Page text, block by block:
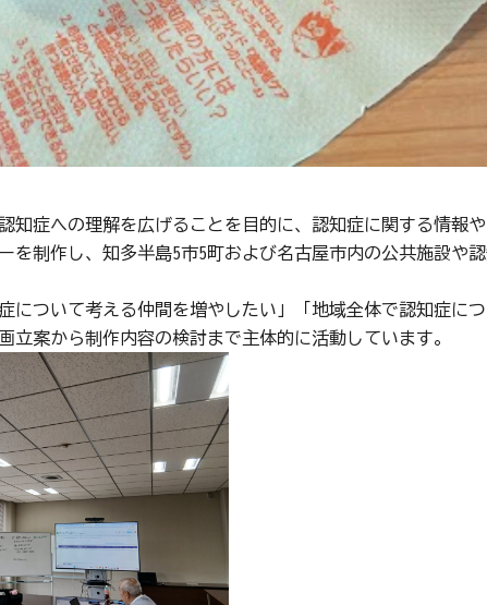
知症への理解を広げることを目的に、認知症に関する情報
を制作し、知多半島5市5町および名古屋市内の公共施設や
ついて考える仲間を増やしたい」「地域全体で認知症につ
立案から制作内容の検討まで主体的に活動しています。